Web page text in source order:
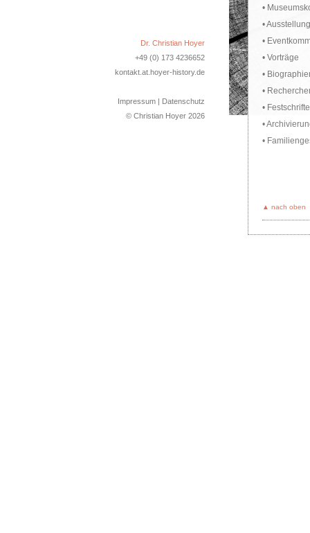
Dr. Christian Hoyer
+49 (0) 173 4236652
kontakt.at.hoyer-history.de
Impressum | Datenschutz
© Christian Hoyer 2026
•
•
•
• Vorträge
•
•
•
•
•
▲ nach oben